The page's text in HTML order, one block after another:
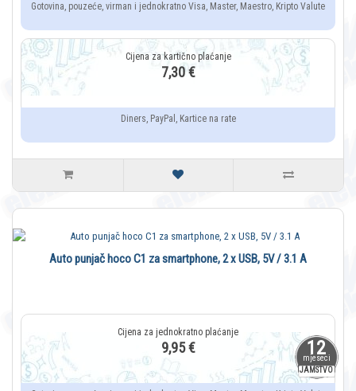
Gotovina, pouzeće, virman i jednokratno Visa, Master, Maestro, Kripto Valute
7,30 €
Diners, PayPal, Kartice na rate
12
mjeseci
JAMSTVO
Auto punjač hoco C1 za smartphone, 2 x USB, 5V / 3.1 A
9,95 €